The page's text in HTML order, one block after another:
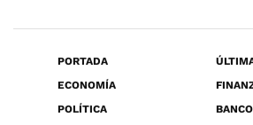
PORTADA
ECONOMÍA
POLÍTICA